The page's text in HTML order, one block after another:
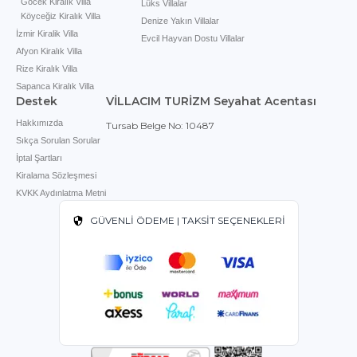
villalara kadar çeşitli villa modelleri sizi bekliyor.
Köyceğiz Kiralık Villa
İzmir Kiralik Villa
Afyon Kiralık Villa
Rize Kiralık Villa
Sapanca Kiralık Villa
Lüks Villalar
Denize Yakın Villalar
Evcil Hayvan Dostu Villalar
Destek
Hakkımızda
Sıkça Sorulan Sorular
İptal Şartları
Kiralama Sözleşmesi
KVKK Aydınlatma Metni
VİLLACIM TURİZM Seyahat Acentası
Tursab Belge No: 10487
GÜVENLİ ÖDEME | TAKSİT SEÇENEKLERİ